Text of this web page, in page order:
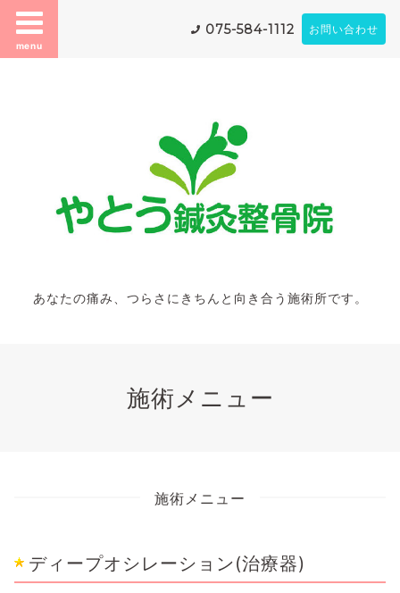
menu
075-584-1112 お問い合わせ
あなたの痛み、つらさにきちんと向き合う施術所です。
施術メニュー
施術メニュー
ディープオシレーション(治療器)